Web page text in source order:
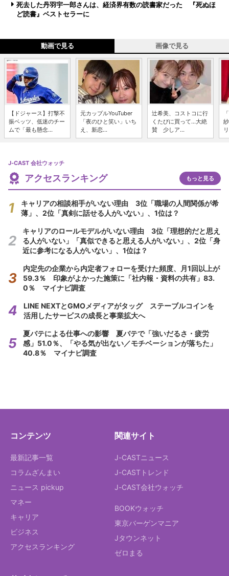
死去した丹羽宇一郎さんは、経済界有数の読書家だった 『死ぬほ
ど読書』ベストセラーに
動画で見る 画像で見る
【ドジャース】打撃不
振ベッツ、低迷のチー
ムで「最も懸念...
元カップルYouTuber
「夜のひと笑い」いち
え、新恋...
辻希美、コストコに行
くたびに買って...大絶
賛 少しア...
J-CAST 会社ウォッチ
アクセスランキング もっと見る
キャリアの相談相手がいない理由 3位「職場の人間関係が希
薄」、2位「真剣に話せる人がいない」、1位は？
キャリアのロールモデルがいない理由 3位「理想的だと思え
る人がいない」「真似できると思える人がいない」、2位「身
近に参考になる人がいない」、1位は？
内定先の企業から内定者フォローを受けた頻度、月1回以上が
59.3％ 印象がよかった施策に「社内報・資料の共有」83.
0％ マイナビ調査
LINE NEXTとGMOメディアがタッグ ステーブルコインを
活用したサービスの成長と事業拡大へ
夏バテによる仕事への影響 夏バテで「強いだるさ・疲労
感」51.0％、「やる気が出ない／モチベーションが落ちた」
40.8％ マイナビ調査
コンテンツ
最新記事一覧
コラムざんまい
ニュース pickup
マネー
キャリア
ビジネス
アクセスランキング
関連サイト
J-CASTニュース
J-CASTトレンド
J-CAST会社ウォッチ
BOOKウォッチ
東京バーゲンマニア
Jタウンネット
ゼロまる